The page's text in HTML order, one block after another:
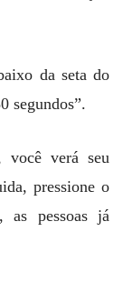
da seta do
segundos”.
você verá seu
pressione o
as pessoas já